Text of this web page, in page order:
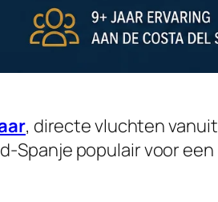
, directe vluchten vanuit
Spanje populair voor een